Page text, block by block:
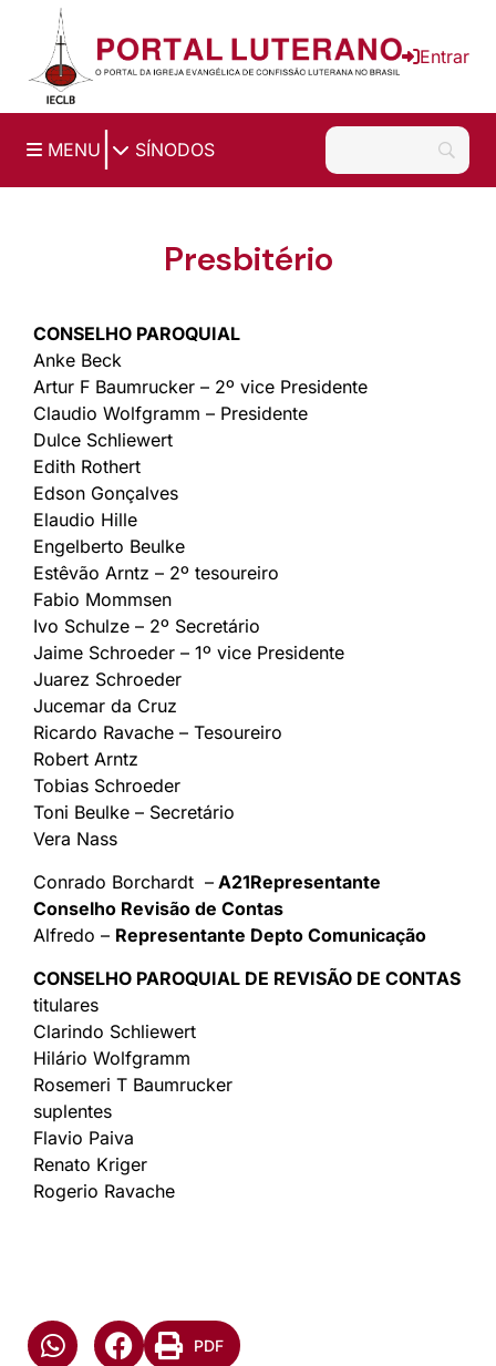
Ir para o conteúdo principal
Entrar
MENU SÍNODOS
Presbitério
CONSELHO PAROQUIAL
Anke Beck
Artur F Baumrucker – 2º vice Presidente
Claudio Wolfgramm – Presidente
Dulce Schliewert
Edith Rothert
Edson Gonçalves
Elaudio Hille
Engelberto Beulke
Estêvão Arntz – 2º tesoureiro
Fabio Mommsen
Ivo Schulze – 2º Secretário
Jaime Schroeder – 1º vice Presidente
Juarez Schroeder
Jucemar da Cruz
Ricardo Ravache – Tesoureiro
Robert Arntz
Tobias Schroeder
Toni Beulke – Secretário
Vera Nass
Conrado Borchardt – A21Representante
Conselho Revisão de Contas
Alfredo – Representante Depto Comunicação
CONSELHO PAROQUIAL DE REVISÃO DE CONTAS
titulares
Clarindo Schliewert
Hilário Wolfgramm
Rosemeri T Baumrucker
suplentes
Flavio Paiva
Renato Kriger
Rogerio Ravache
PDF